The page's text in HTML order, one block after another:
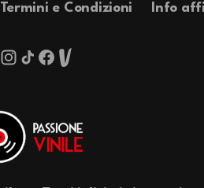
Termini e Condizioni Info